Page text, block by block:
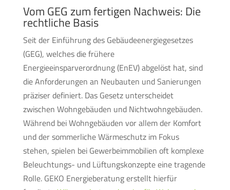
Vom GEG zum fertigen Nachweis: Die
rechtliche Basis
Seit der Einführung des Gebäudeenergiegesetzes
(GEG), welches die frühere
Energieeinsparverordnung (EnEV) abgelöst hat, sind
die Anforderungen an Neubauten und Sanierungen
präziser definiert. Das Gesetz unterscheidet
zwischen Wohngebäuden und Nichtwohngebäuden.
Während bei Wohngebäuden vor allem der Komfort
und der sommerliche Wärmeschutz im Fokus
stehen, spielen bei Gewerbeimmobilien oft komplexe
Beleuchtungs- und Lüftungskonzepte eine tragende
Rolle. GEKO Energieberatung erstellt hierfür